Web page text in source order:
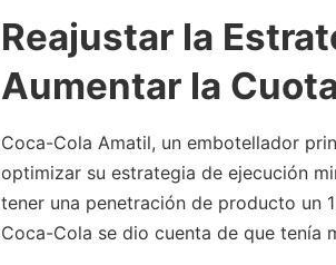
Reajustar la
Aumentar la
Coca-Cola Amatil, un embotellador
optimizar su estrategia de ejecución
tener una penetración de producto un
Coca-Cola se dio cuenta de que tenía